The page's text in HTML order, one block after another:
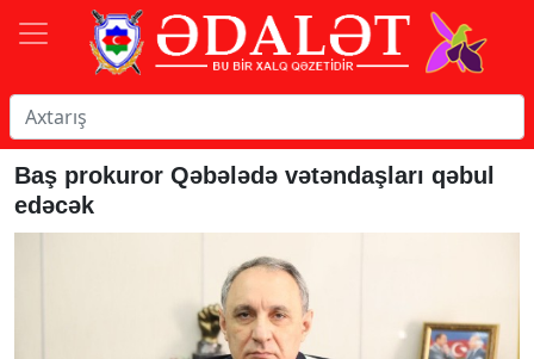
Baş prokuror Qəbələdə vətəndaşları qəbul
edəcək